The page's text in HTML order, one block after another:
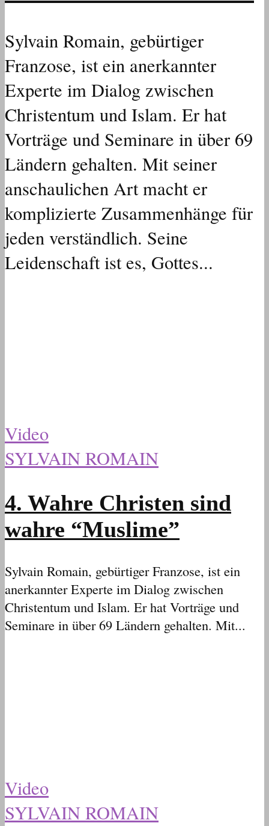
Sylvain Romain, gebürtiger
Franzose, ist ein anerkannter
Experte im Dialog zwischen
Christentum und Islam. Er hat
Vorträge und Seminare in über 69
Ländern gehalten. Mit seiner
anschaulichen Art macht er
komplizierte Zusammenhänge für
jeden verständlich. Seine
Leidenschaft ist es, Gottes...
Video
SYLVAIN ROMAIN
4. Wahre Christen sind
wahre “Muslime”
Sylvain Romain, gebürtiger Franzose, ist ein
anerkannter Experte im Dialog zwischen
Christentum und Islam. Er hat Vorträge und
Seminare in über 69 Ländern gehalten. Mit...
Video
SYLVAIN ROMAIN